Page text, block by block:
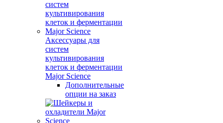
Аксессуары для
систем
культивирования
клеток и ферментации
Major Science
Дополнительные
опции на заказ